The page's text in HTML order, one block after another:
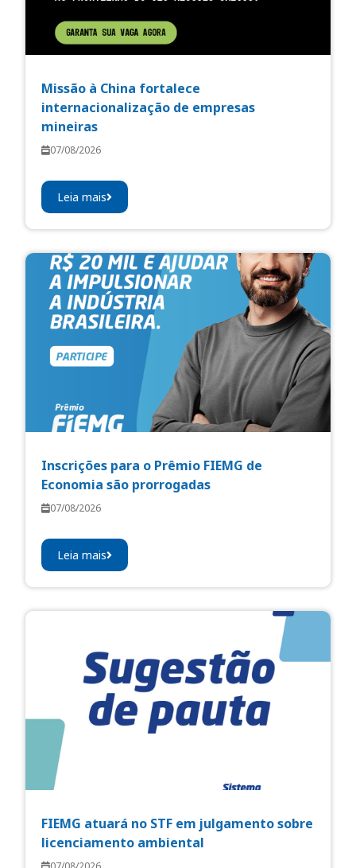
Missão à China fortalece
internacionalização de empresas
mineiras
07/08/2026
Leia mais
Inscrições para o Prêmio FIEMG de
Economia são prorrogadas
07/08/2026
Leia mais
FIEMG atuará no STF em julgamento sobre
licenciamento ambiental